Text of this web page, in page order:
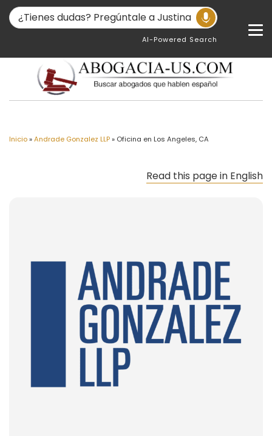
AI-Powered Search
Inicio»Andrade Gonzalez LLP» Oficina en Los Angeles, CA
Read this page in English